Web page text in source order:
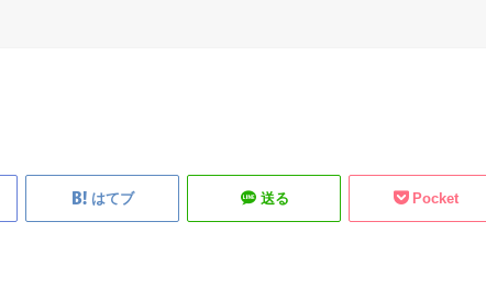
はてブ 送る Pocket